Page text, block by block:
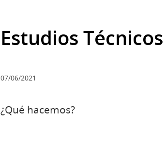
Estudios
07/06/2021
¿Qué hacemos?